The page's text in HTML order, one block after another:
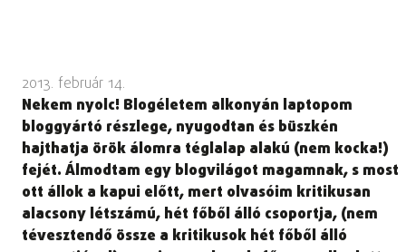
2013. február 14.
Nekem nyolc! Blogéletem alkonyán laptopom
bloggyártó részlege, nyugodtan és büszkén
hajthatja örök álomra téglalap alakú (nem kocka!)
fejét. Álmodtam egy blogvilágot magamnak, s most
ott állok a kapui előtt, mert olvasóim kritikusan
alacsony létszámú, hét főből álló csoportja, (nem
tévesztendő össze a kritikusok hét főből álló